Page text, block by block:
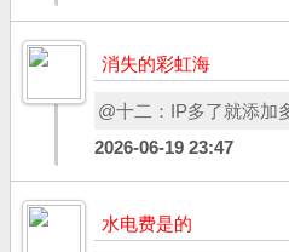
消失的彩虹海
@十二：IP多了就添加
2026-06-19 23:47
水电费是的